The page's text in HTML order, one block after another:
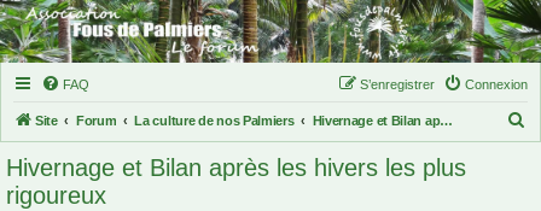
FAQ Connexion
S’enregistrer
Site Forum La culture de nos Palmiers Hivernage et Bilan après les hivers les plus rigoureux
Hivernage et Bilan après les hivers les plus
rigoureux